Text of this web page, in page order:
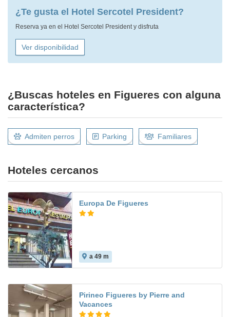
¿Te gusta el Hotel Sercotel President?
Reserva ya en el Hotel Sercotel President y disfruta
Ver disponibilidad
¿Buscas hoteles en Figueres con alguna
característica?
Admiten perros Parking Familiares
Hoteles cercanos
Europa De Figueres
a 49 m
Pirineo Figueres by Pierre and
Vacances